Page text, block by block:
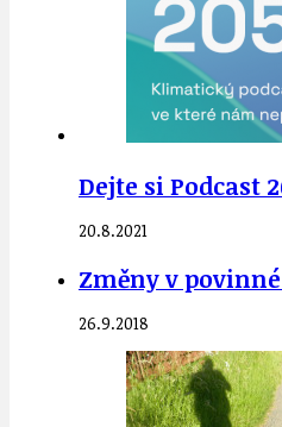
Dejte si Podcast
20.8.2021
Změny v
26.9.2018